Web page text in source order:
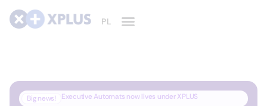
Big news! Executive Automats now lives under XPLUS